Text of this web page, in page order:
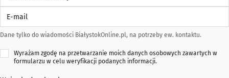
Dane tylko do wiadomości BiałystokOnline.pl, na potrzeby ew. kontaktu.
Wyrażam zgodę na przetwarzanie moich danych osobowych zawartych w
formularzu w celu weryfikacji podanych informacji.